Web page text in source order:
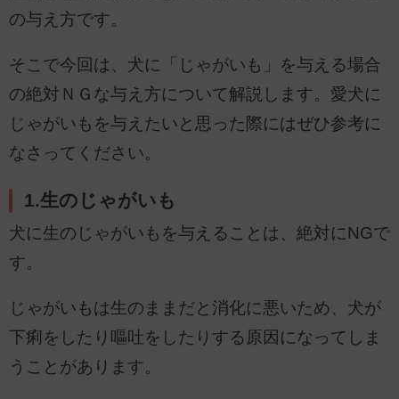
の与え方です。
そこで今回は、犬に「じゃがいも」を与える場合
の絶対ＮＧな与え方について解説します。愛犬に
じゃがいもを与えたいと思った際にはぜひ参考に
なさってください。
1.生のじゃがいも
犬に生のじゃがいもを与えることは、絶対にNGで
す。
じゃがいもは生のままだと消化に悪いため、犬が
下痢をしたり嘔吐をしたりする原因になってしま
うことがあります。